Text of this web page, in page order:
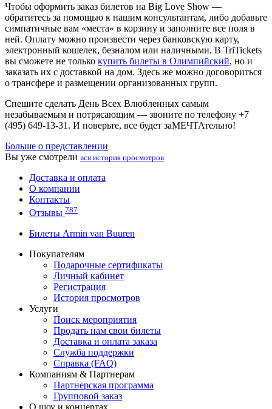
Чтобы оформить заказ билетов на Big Love Show —
обратитесь за помощью к нашим консультантам, либо добавьте
симпатичные вам «места» в корзину и заполните все поля в
ней. Оплату можно произвести через банковскую карту,
электронный кошелек, безналом или наличными. В TriTickets
вы сможете не только купить билеты в Олимпийский, но и
заказать их с доставкой на дом. Здесь же можно договориться
о трансфере и размещении организованных групп.
Спешите сделать День Всех Влюбленных самым
незабываемым и потрясающим — звоните по телефону +7
(495) 649-13-31. И поверьте, все будет заМЕЧТАтельно!
Больше о представлении
Вы уже смотрели вся история просмотров
Доставка и оплата
О компании
Контакты
Отзывы 787
Билеты Armin van Buuren
Покупателям
Подарочные сертификаты
Личный кабинет
Регистрация
История просмотров
Услуги
Поиск мероприятия
Продать нам свои билеты
Доставка и оплата заказа
Служба поддержки
Справка (FAQ)
Компаниям & Партнерам
Партнерская программа
Групповой заказ